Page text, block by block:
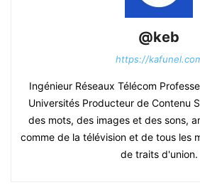
@keb
https://
Ingénieur Réseaux Télécom
Universités Producteur de Contenu
des mots, des images et des sons,
comme de la télévision et de tous les
de traits d'union.